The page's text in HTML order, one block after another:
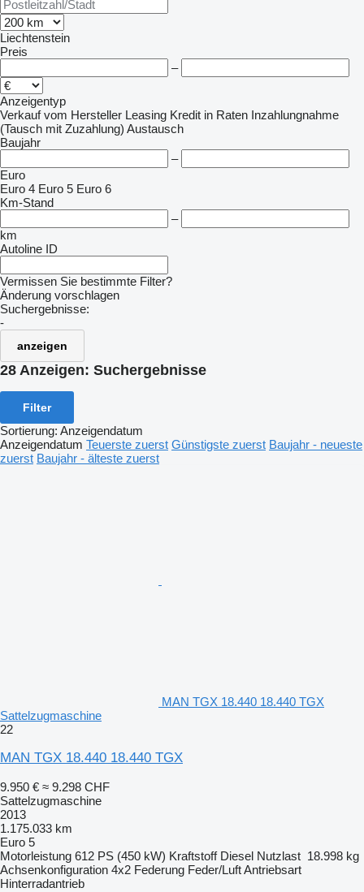
Liechtenstein
Preis
–
Anzeigentyp
Verkauf vom Hersteller Leasing Kredit in Raten Inzahlungnahme
(Tausch mit Zuzahlung) Austausch
Baujahr
–
Euro
Euro 4 Euro 5 Euro 6
Km-Stand
–
km
Autoline ID
Vermissen Sie bestimmte Filter?
Änderung vorschlagen
Suchergebnisse:
-
anzeigen
28 Anzeigen: Suchergebnisse
Filter
Sortierung: Anzeigendatum
Anzeigendatum Teuerste zuerst Günstigste zuerst Baujahr - neueste
zuerst Baujahr - älteste zuerst
MAN TGX 18.440 18.440 TGX
Sattelzugmaschine
22
MAN TGX 18.440 18.440 TGX
9.950 € ≈ 9.298 CHF
Sattelzugmaschine
2013
1.175.033 km
Euro 5
Motorleistung 612 PS (450 kW) Kraftstoff Diesel Nutzlast 18.998 kg
Achsenkonfiguration 4x2 Federung Feder/LuftAntriebsart
Hinterradantrieb